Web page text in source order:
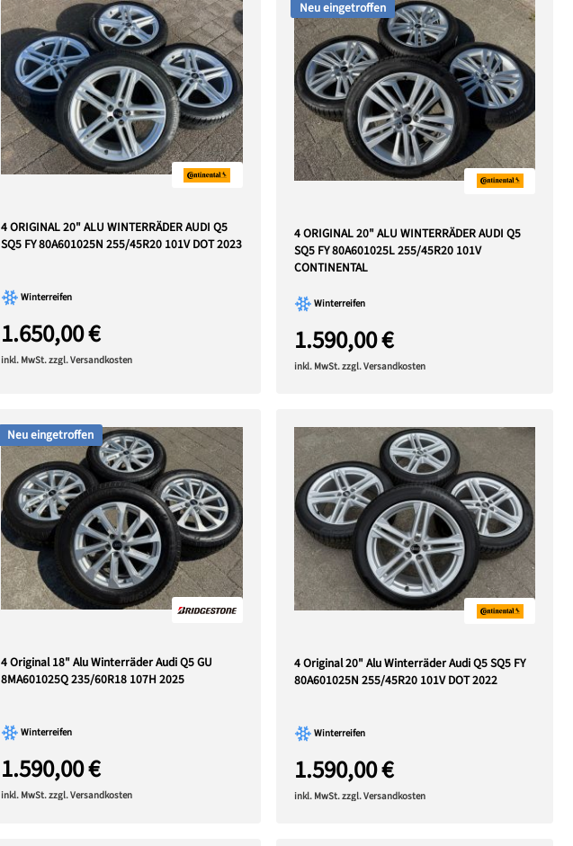
4 ORIGINAL 20" ALU WINTERRÄDER AUDI Q5
SQ5 FY 80A601025N 255/45R20 101V DOT 2023
Winterreifen
1.650,00 €
inkl. MwSt. zzgl. Versandkosten
Neu eingetroffen
4 ORIGINAL 20" ALU WINTERRÄDER AUDI Q5
SQ5 FY 80A601025L 255/45R20 101V
CONTINENTAL
Winterreifen
1.590,00 €
inkl. MwSt. zzgl. Versandkosten
Neu eingetroffen
4 Original 18" Alu Winterräder Audi Q5 GU
8MA601025Q 235/60R18 107H 2025
Winterreifen
1.590,00 €
inkl. MwSt. zzgl. Versandkosten
4 Original 20" Alu Winterräder Audi Q5 SQ5 FY
80A601025N 255/45R20 101V DOT 2022
Winterreifen
1.590,00 €
inkl. MwSt. zzgl. Versandkosten